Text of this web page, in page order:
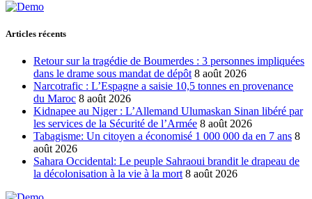
Articles récents
Retour sur la tragédie de Boumerdes : 3 personnes impliquées
dans le drame sous mandat de dépôt 8 août 2026
Narcotrafic : L’Espagne a saisie 10,5 tonnes en provenance
du Maroc 8 août 2026
Kidnapee au Niger : L’Allemand Ulumaskan Sinan libéré par
les services de la Sécurité de l’Armée 8 août 2026
Tabagisme: Un citoyen a économisé 1 000 000 da en 7 ans 8
août 2026
Sahara Occidental: Le peuple Sahraoui brandit le drapeau de
la décolonisation à la vie à la mort 8 août 2026